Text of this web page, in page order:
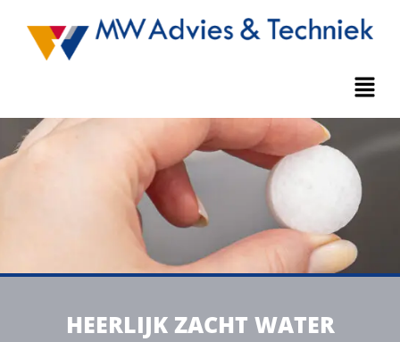
HEERLIJK ZACHT WATER